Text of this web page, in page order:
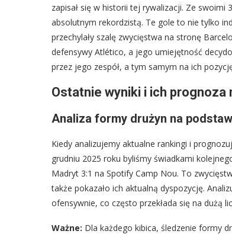
zapisał się w historii tej rywalizacji. Ze
absolutnym rekordzistą. Te gole to nie tylko
przechylały szalę zwycięstwa na stronę
defensywy Atlético, a jego umiejętność
przez jego zespół, a tym samym na ich
Ostatnie wyniki i ich prognoza
Analiza formy drużyn na
Kiedy analizujemy aktualne rankingi i
grudniu 2025 roku byliśmy świadkami
Madryt 3:1 na Spotify Camp Nou. To
także pokazało ich aktualną dyspozycję.
ofensywnie, co często przekłada się na dużą
Ważne: Dla każdego kibica, śledzenie formy